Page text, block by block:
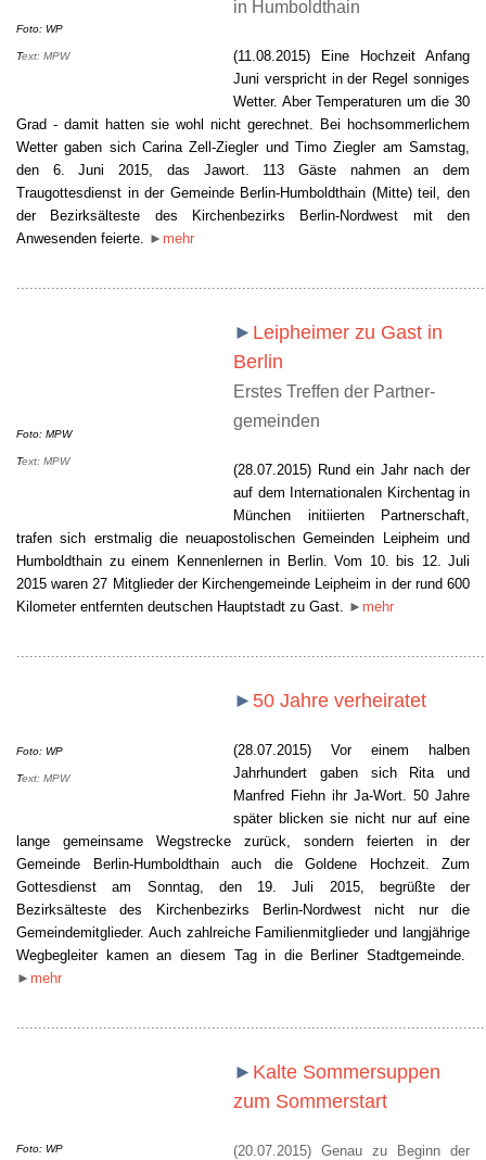
Foto: WP
Text: MPW
in Humboldthain
(11.08.2015) Eine Hochzeit Anfang
Juni verspricht in der Regel sonniges
Wetter. Aber Temperaturen um die 30
Grad - damit hatten sie wohl nicht gerechnet. Bei hochsommerlichem
Wetter gaben sich Carina Zell-Ziegler und Timo Ziegler am Samstag,
den 6. Juni 2015, das Jawort. 113 Gäste nahmen an dem
Traugottesdienst in der Gemeinde Berlin-Humboldthain (Mitte) teil, den
der Bezirksälteste des Kirchenbezirks Berlin-Nordwest mit den
Anwesenden feierte. ► mehr
Foto: MPW
Text: MPW
► Leipheimer zu Gast in
Berlin
Erstes Treffen der Partner-
gemeinden
(28.07.2015) Rund ein Jahr nach der
auf dem Internationalen Kirchentag in
München initiierten Partnerschaft,
trafen sich erstmalig die neuapostolischen Gemeinden Leipheim und
Humboldthain zu einem Kennenlernen in Berlin. Vom 10. bis 12. Juli
2015 waren 27 Mitglieder der Kirchengemeinde Leipheim in der rund 600
Kilometer entfernten deutschen Hauptstadt zu Gast. ► mehr
Foto: WP
Text: MPW
► 50 Jahre verheiratet
(28.07.2015) Vor einem halben
Jahrhundert gaben sich Rita und
Manfred Fiehn ihr Ja-Wort. 50 Jahre
später blicken sie nicht nur auf eine
lange gemeinsame Wegstrecke zurück, sondern feierten in der
Gemeinde Berlin-Humboldthain auch die Goldene Hochzeit. Zum
Gottesdienst am Sonntag, den 19. Juli 2015, begrüßte der
Bezirksälteste des Kirchenbezirks Berlin-Nordwest nicht nur die
Gemeindemitglieder. Auch zahlreiche Familienmitglieder und langjährige
Wegbegleiter kamen an diesem Tag in die Berliner Stadtgemeinde.
► mehr
Foto: WP
► Kalte Sommersuppen
zum Sommerstart
(20.07.2015) Genau zu Beginn der